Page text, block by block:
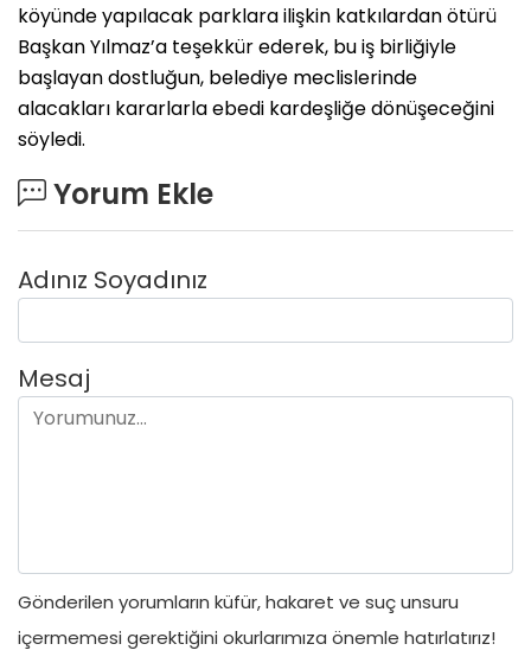
köyünde yapılacak parklara ilişkin katkılardan ötürü
Başkan Yılmaz’a teşekkür ederek, bu iş birliğiyle
başlayan dostluğun, belediye meclislerinde
alacakları kararlarla ebedi kardeşliğe dönüşeceğini
söyledi.
Yorum Ekle
Adınız Soyadınız
Mesaj
Gönderilen yorumların küfür, hakaret ve suç unsuru
içermemesi gerektiğini okurlarımıza önemle hatırlatırız!